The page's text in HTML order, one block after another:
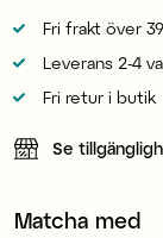
Fri frakt över
Leverans 2-4
Fri retur i butik
Se
Matcha med